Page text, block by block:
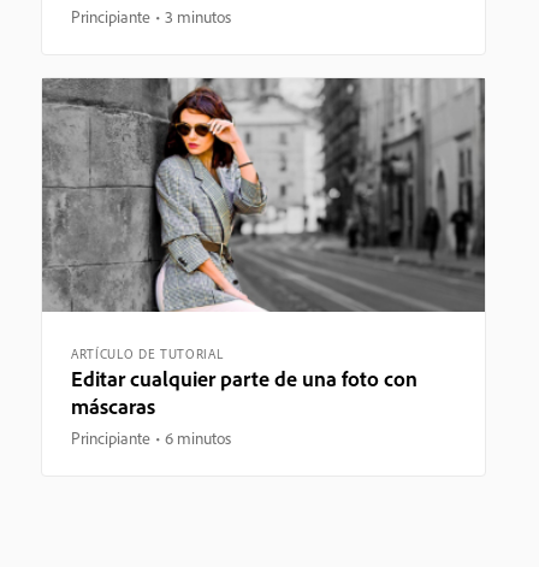
Principiante 3 minutos
ARTÍCULO DE TUTORIAL
Editar cualquier parte de una foto con
máscaras
Principiante 6 minutos